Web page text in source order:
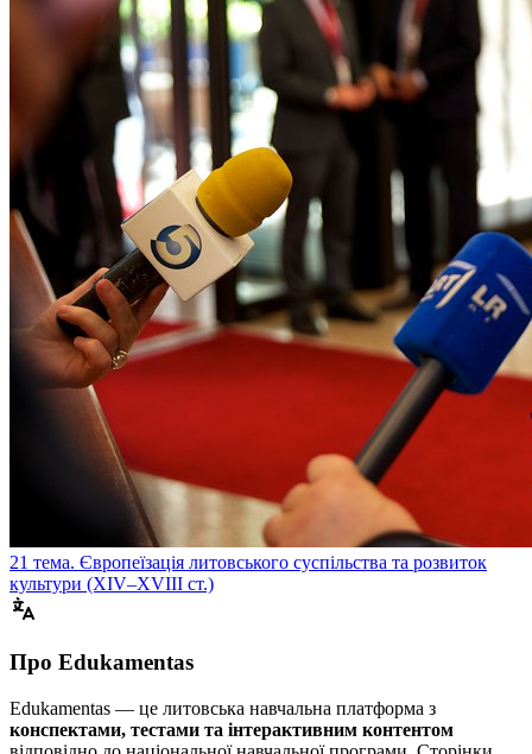
21 тема. Європеїзація литовського суспільства та розвиток
культури (XIV–XVIII ст.)
Про Edukamentas
Edukamentas — це литовська навчальна платформа з
конспектами, тестами та інтерактивним контентом